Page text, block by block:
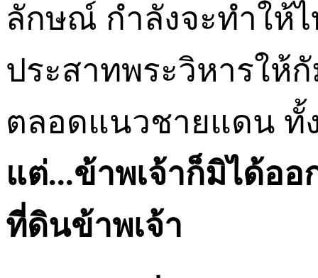
ลักษณ์ กำลังจะทำให้
ประสาทพระวิหารให้
ตลอดแนวชายแดน ทั้
แต่...ข้าพเจ้าก็มิได้ออ
ที่ดินข้าพเจ้า